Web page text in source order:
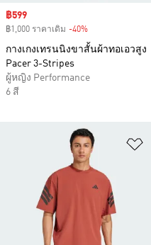
Sale price
฿599
฿1,000 ราคาเดิม -40%
กางเกงเทรนนิงขาสั้นผ้าทอเอวสูง
Pacer 3-Stripes
ผู้หญิง Performance
6 สี